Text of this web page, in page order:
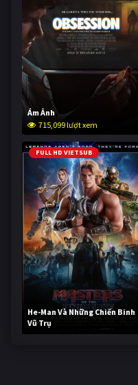
Ám Ảnh
715,099 lượt xem
FULL HD VIETSUB
He-Man Và Những Chiến Binh
Vũ Trụ
235,353 lượt xem